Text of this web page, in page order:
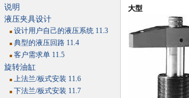
说明
液压夹具设计
设计用户自己的液压系统 11.3
典型的液压回路 11.4
客户需求单 11.5
旋转油缸
上法兰/板式安装 11.6
下法兰/板式安装 11.7
大型